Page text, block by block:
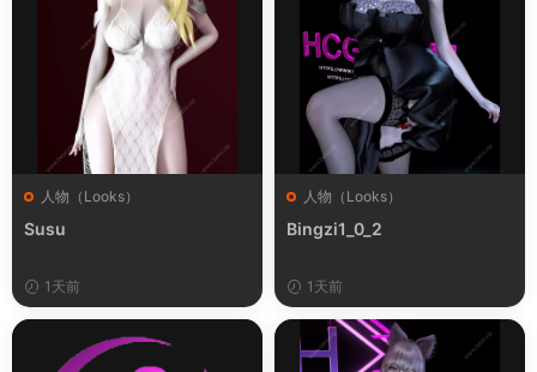
人物（Looks）
Susu
1天前
人物（Looks）
Bingzi1_0_2
1天前